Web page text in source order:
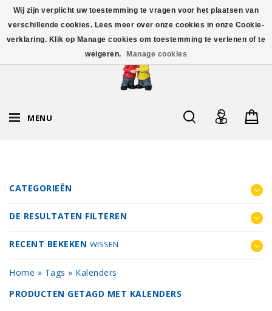
MENU
CATEGORIEËN
DE RESULTATEN FILTEREN
RECENT BEKEKEN WISSEN
Home » Tags » Kalenders
PRODUCTEN GETAGD MET KALENDERS
Wij zijn verplicht uw toestemming te vragen voor het plaatsen van
verschillende cookies. Lees meer over onze cookies in onze Cookie-
verklaring. Klik op Manage cookies om toestemming te verlenen of te
weigeren.
Manage cookies